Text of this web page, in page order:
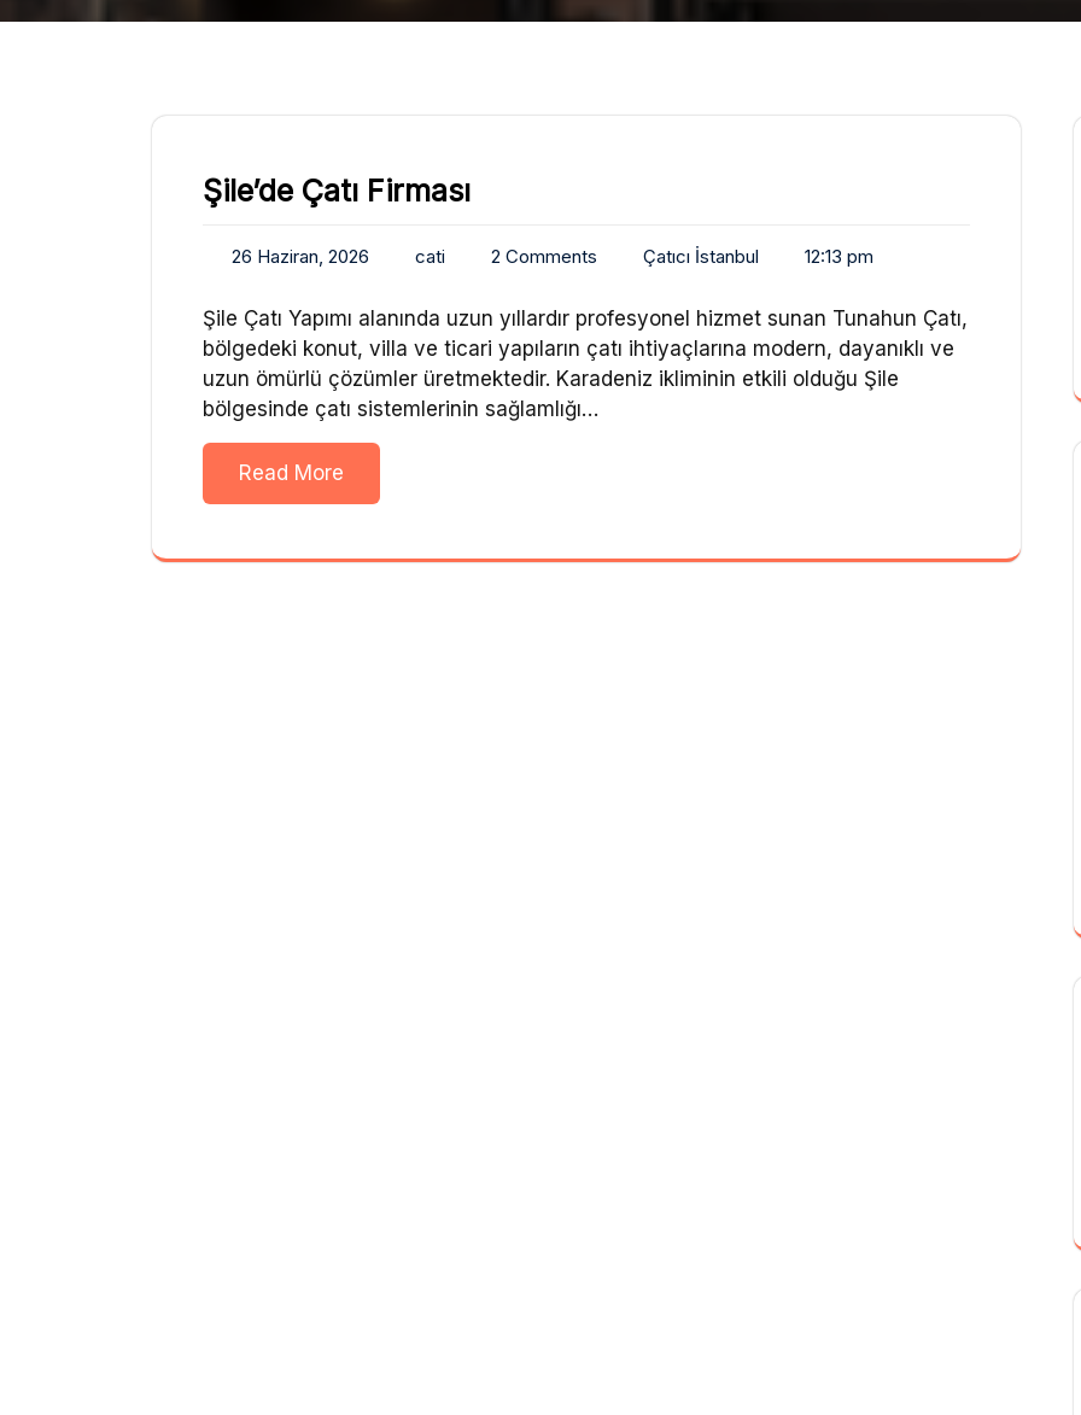
Şile’de Çatı Firması
26 Haziran, 2026 cati 2 Comments Çatıcı İstanbul 12:13 pm
Şile Çatı Yapımı alanında uzun yıllardır profesyonel hizmet sunan Tunahun Çatı,
bölgedeki konut, villa ve ticari yapıların çatı ihtiyaçlarına modern, dayanıklı ve
uzun ömürlü çözümler üretmektedir. Karadeniz ikliminin etkili olduğu Şile
bölgesinde çatı sistemlerinin sağlamlığı…
Read More